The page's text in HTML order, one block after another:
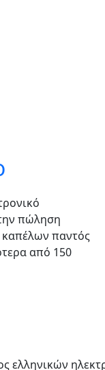
πώληση
καπέλων παντός
από 150
ελληνικών